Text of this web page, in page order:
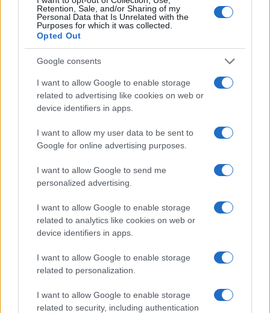
Retention, Sale, and/or Sharing of my
Personal Data that Is Unrelated with the
Purposes for which it was collected.
Opted Out
Google consents
I want to allow Google to enable storage
related to advertising like cookies on web or
device identifiers in apps.
I want to allow my user data to be sent to
Google for online advertising purposes.
I want to allow Google to send me
personalized advertising.
I want to allow Google to enable storage
related to analytics like cookies on web or
device identifiers in apps.
I want to allow Google to enable storage
related to personalization.
I want to allow Google to enable storage
related to security, including authentication
Η Χαμάς δηλώνει εκ νέου έτοιμη να
εφαρμόσει το σχέδιο των ΗΠΑ για τη
Γάζα
Συντριβή Sikorsky CH-54A Tarhe σε
αεροπυρόσβεση στη Γιούτα
ΣΑΝ ΣΗΜΕΡΑ – 8 Αυγούστου 1588:
Ναυμαχία του Gravelines, η μεγάλη
ισπανική αρμάδα σκορπίζει